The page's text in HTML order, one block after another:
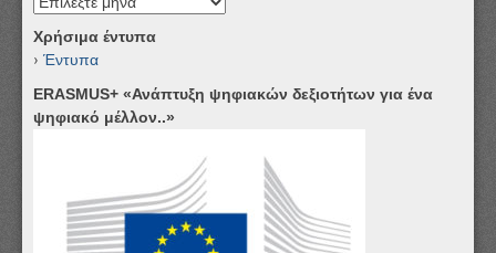
Χρήσιμα έντυπα
Έντυπα
ERASMUS+ «Ανάπτυξη ψηφιακών δεξιοτήτων για ένα
ψηφιακό μέλλον..»